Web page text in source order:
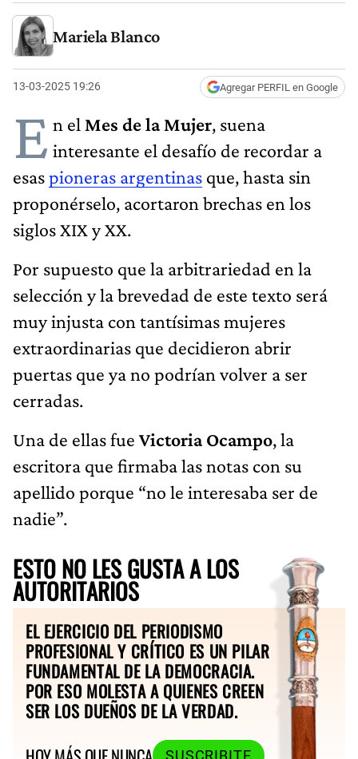
Mariela Blanco
13-03-2025 19:26 Agregar PERFIL en Google
E n el Mes de la Mujer, suena
interesante el desafío de recordar a
esaspioneras argentinas que, hasta sin
proponérselo, acortaron brechas en los
siglos XIX y XX.
Por supuesto que la arbitrariedad en la
selección y la brevedad de este texto será
muy injusta con tantísimas mujeres
extraordinarias que decidieron abrir
puertas que ya no podrían volver a ser
cerradas.
Una de ellas fue Victoria Ocampo, la
escritora que firmaba las notas con su
apellido porque “no le interesaba ser de
nadie”.
ESTO NO LES GUSTA A LOS
AUTORITARIOS
EL EJERCICIO DEL PERIODISMO
PROFESIONAL Y CRÍTICO ES UN PILAR
FUNDAMENTAL DE LA DEMOCRACIA.
POR ESO MOLESTA A QUIENES CREEN
SER LOS DUEÑOS DE LA VERDAD.
SUSCRIBITE